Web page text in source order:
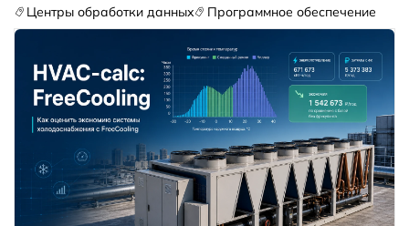
Центры обработки данных
Программное обеспечение